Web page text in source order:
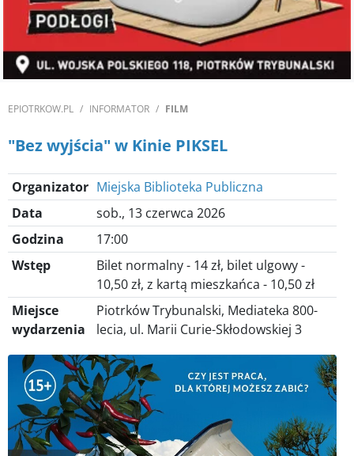
EPIOTRKOW.PL INFORMATOR FILM
"Bez wyjścia" w Kinie PIKSEL
Organizator Miejska Biblioteka Publiczna
Data
sob., 13 czerwca 2026
Godzina
17:00
Wstęp
Bilet normalny - 14 zł, bilet ulgowy -
10,50 zł, z kartą mieszkańca - 10,50 zł
Miejsce
wydarzenia
Piotrków Trybunalski, Mediateka 800-
lecia, ul. Marii Curie-Skłodowskiej 3